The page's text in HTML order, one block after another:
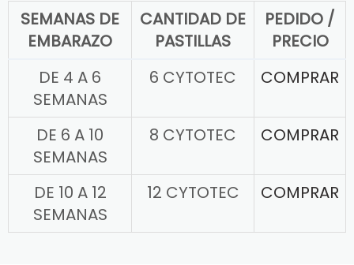
SEMANAS DE
EMBARAZO
CANTIDAD DE
PASTILLAS
PEDIDO /
PRECIO
DE 4 A 6
SEMANAS
6 CYTOTEC COMPRAR
DE 6 A 10
SEMANAS
8 CYTOTEC COMPRAR
DE 10 A 12
SEMANAS
12 CYTOTEC COMPRAR